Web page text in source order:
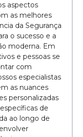
aspectos
as melhores
da Segurança
o sucesso e a
moderna. Em
e pessoas se
com
especialistas
as nuances
personalizadas
de
ao longo de